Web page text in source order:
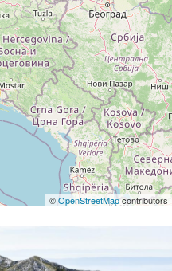
©OpenStreetMapcontributors